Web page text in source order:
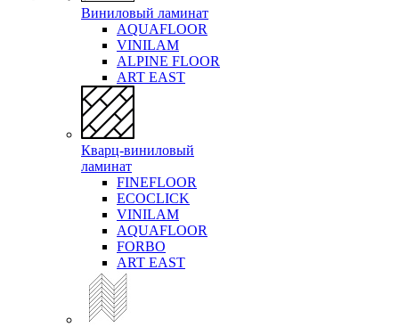
Виниловый ламинат
AQUAFLOOR
VINILAM
ALPINE FLOOR
ART EAST
Кварц-виниловый
ламинат
FINEFLOOR
ECOCLICK
VINILAM
AQUAFLOOR
FORBO
ART EAST